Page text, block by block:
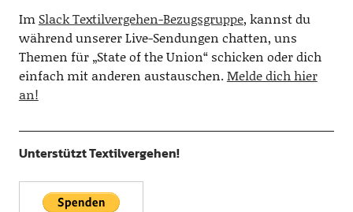
Im Slack Textilvergehen-Bezugsgruppe, kannst du
während unserer Live-Sendungen chatten, uns
Themen für „State of the Union“ schicken oder dich
einfach mit anderen austauschen.Melde dich hier
an!
Unterstützt Textilvergehen!